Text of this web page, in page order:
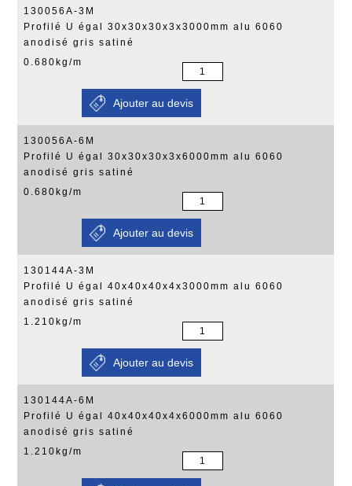
130056A-3M
Profilé U égal 30x30x30x3x3000mm alu 6060
anodisé gris satiné
0.680kg/m
130056A-6M
Profilé U égal 30x30x30x3x6000mm alu 6060
anodisé gris satiné
0.680kg/m
130144A-3M
Profilé U égal 40x40x40x4x3000mm alu 6060
anodisé gris satiné
1.210kg/m
130144A-6M
Profilé U égal 40x40x40x4x6000mm alu 6060
anodisé gris satiné
1.210kg/m